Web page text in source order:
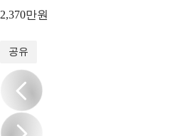
2,370만원
공유
/9